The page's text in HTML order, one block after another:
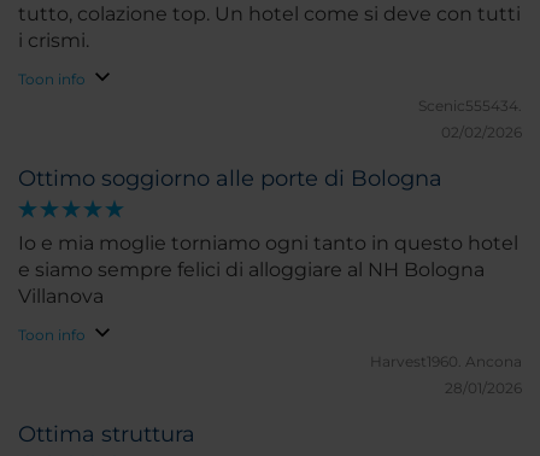
tutto, colazione top. Un hotel come si deve con tutti
i crismi.
Toon info
Scenic555434.
02/02/2026
Ottimo soggiorno alle porte di Bologna
Io e mia moglie torniamo ogni tanto in questo hotel
e siamo sempre felici di alloggiare al NH Bologna
Villanova
Toon info
Harvest1960. Ancona
28/01/2026
Ottima struttura